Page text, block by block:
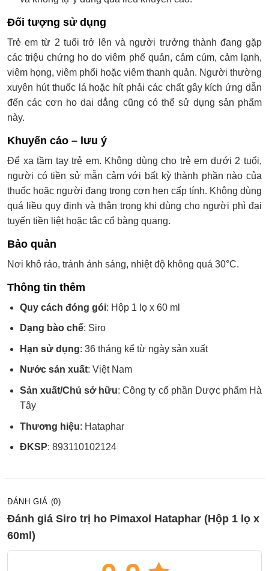
Đối tượng sử dụng
Trẻ em từ 2 tuổi trở lên và người trưởng thành đang gặp
các triệu chứng ho do viêm phế quản, cảm cúm, cảm lạnh,
viêm họng, viêm phổi hoặc viêm thanh quản. Người thường
xuyên hút thuốc lá hoặc hít phải các chất gây kích ứng dẫn
đến các cơn ho dai dẳng cũng có thể sử dụng sản phẩm
này.
Khuyến cáo – lưu ý
Để xa tầm tay trẻ em. Không dùng cho trẻ em dưới 2 tuổi,
người có tiền sử mẫn cảm với bất kỳ thành phần nào của
thuốc hoặc người đang trong cơn hen cấp tính. Không dùng
quá liều quy định và thận trọng khi dùng cho người phì đại
tuyến tiền liệt hoặc tắc cổ bàng quang.
Bảo quản
Nơi khô ráo, tránh ánh sáng, nhiệt độ không quá 30°C.
Thông tin thêm
Quy cách đóng gói: Hộp 1 lọ x 60 ml
Dạng bào chế: Siro
Hạn sử dụng: 36 tháng kể từ ngày sản xuất
Nước sản xuất: Việt Nam
Sản xuất/Chủ sở hữu: Công ty cổ phần Dược phẩm Hà
Tây
Thương hiệu: Hataphar
ĐKSP: 893110102124
ĐÁNH GIÁ (0)
Đánh giá Siro trị ho Pimaxol Hataphar (Hộp 1 lọ x
60ml)